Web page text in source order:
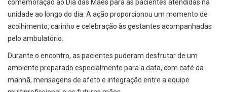
comemoração ao Dia das Mães para as pacientes atendidas na
unidade ao longo do dia. A ação proporcionou um momento de
acolhimento, carinho e celebração às gestantes acompanhadas
pelo ambulatório.
Durante o encontro, as pacientes puderam desfrutar de um
ambiente preparado especialmente para a data, com café da
manhã, mensagens de afeto e integração entre a equipe